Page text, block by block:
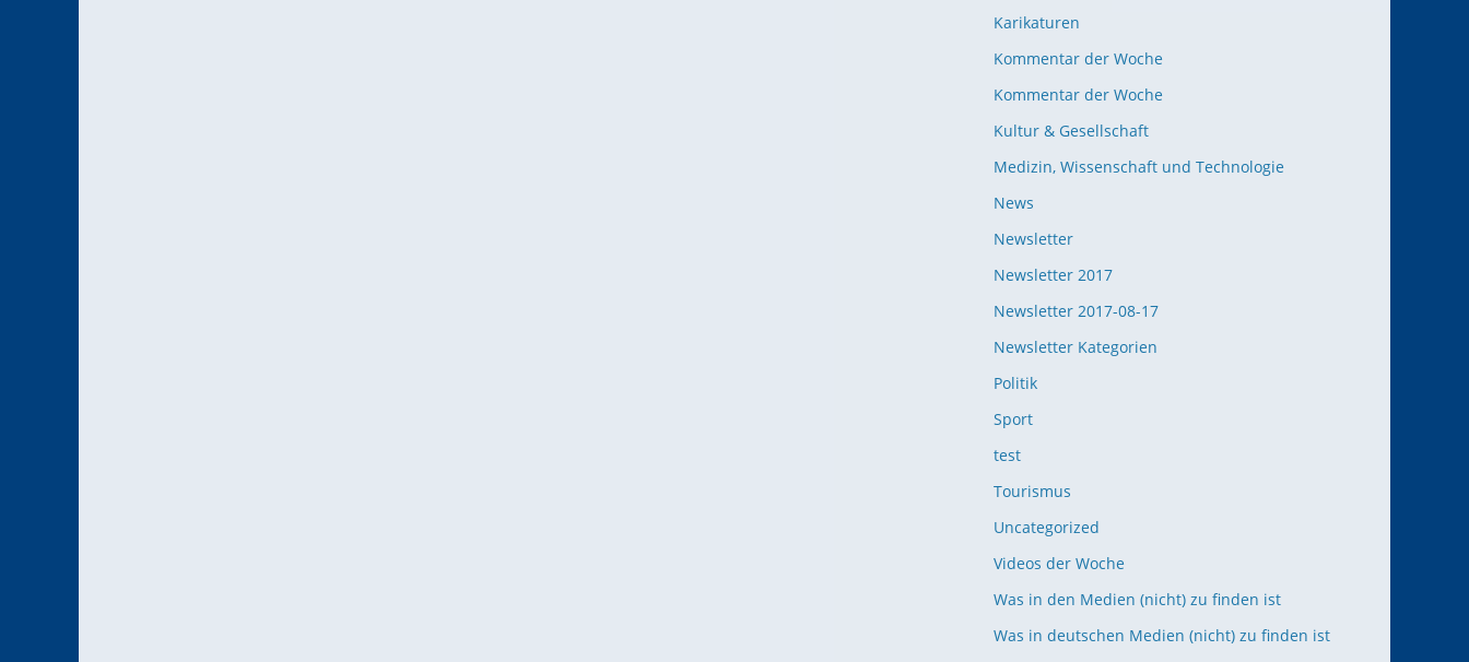
Karikaturen
Kommentar der Woche
Kommentar der Woche
Kultur & Gesellschaft
Medizin, Wissenschaft und Technologie
News
Newsletter
Newsletter 2017
Newsletter 2017-08-17
Newsletter Kategorien
Politik
Sport
test
Tourismus
Uncategorized
Videos der Woche
Was in den Medien (nicht) zu finden ist
Was in deutschen Medien (nicht) zu finden ist